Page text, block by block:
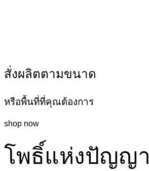
สั่งผลิตตามขนาด
หรือพื้นที่ที่คุณต้องการ
shop now
โพธิ์แห่งปัญญา